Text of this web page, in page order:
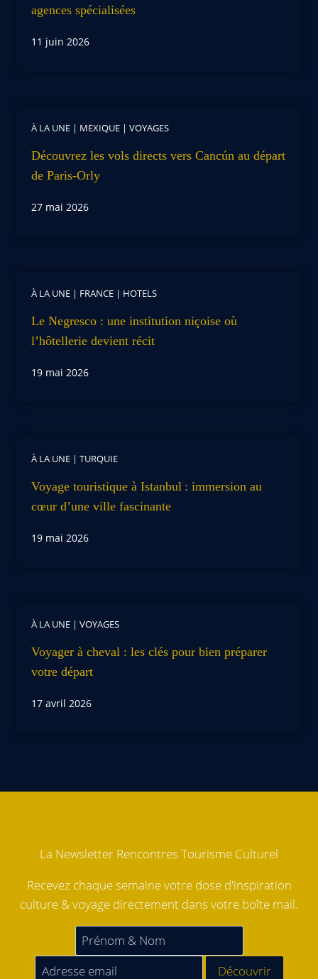
agences spécialisées
11 juin 2026
À LA UNE | MEXIQUE | VOYAGES
Découvrez les vols directs vers Cancún au départ
de Paris-Orly
27 mai 2026
À LA UNE | FRANCE | HOTELS
Le Negresco : une institution niçoise où
l’hôtellerie devient récit
19 mai 2026
À LA UNE | TURQUIE
Voyage touristique à Istanbul : immersion au
cœur d’une ville fascinante
19 mai 2026
À LA UNE | VOYAGES
Voyager à cheval : les clés pour bien préparer
votre départ
17 avril 2026
La Newsletter Rencontres Tourisme Culturel
Recevez chaque semaine votre dose d'inspiration
culture & voyage directement dans votre boîte mail.